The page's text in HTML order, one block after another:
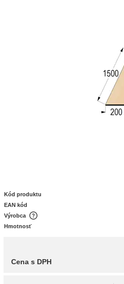
Kód produktu
EAN kód
Výrobca
Hmotnosť
Cena s DPH